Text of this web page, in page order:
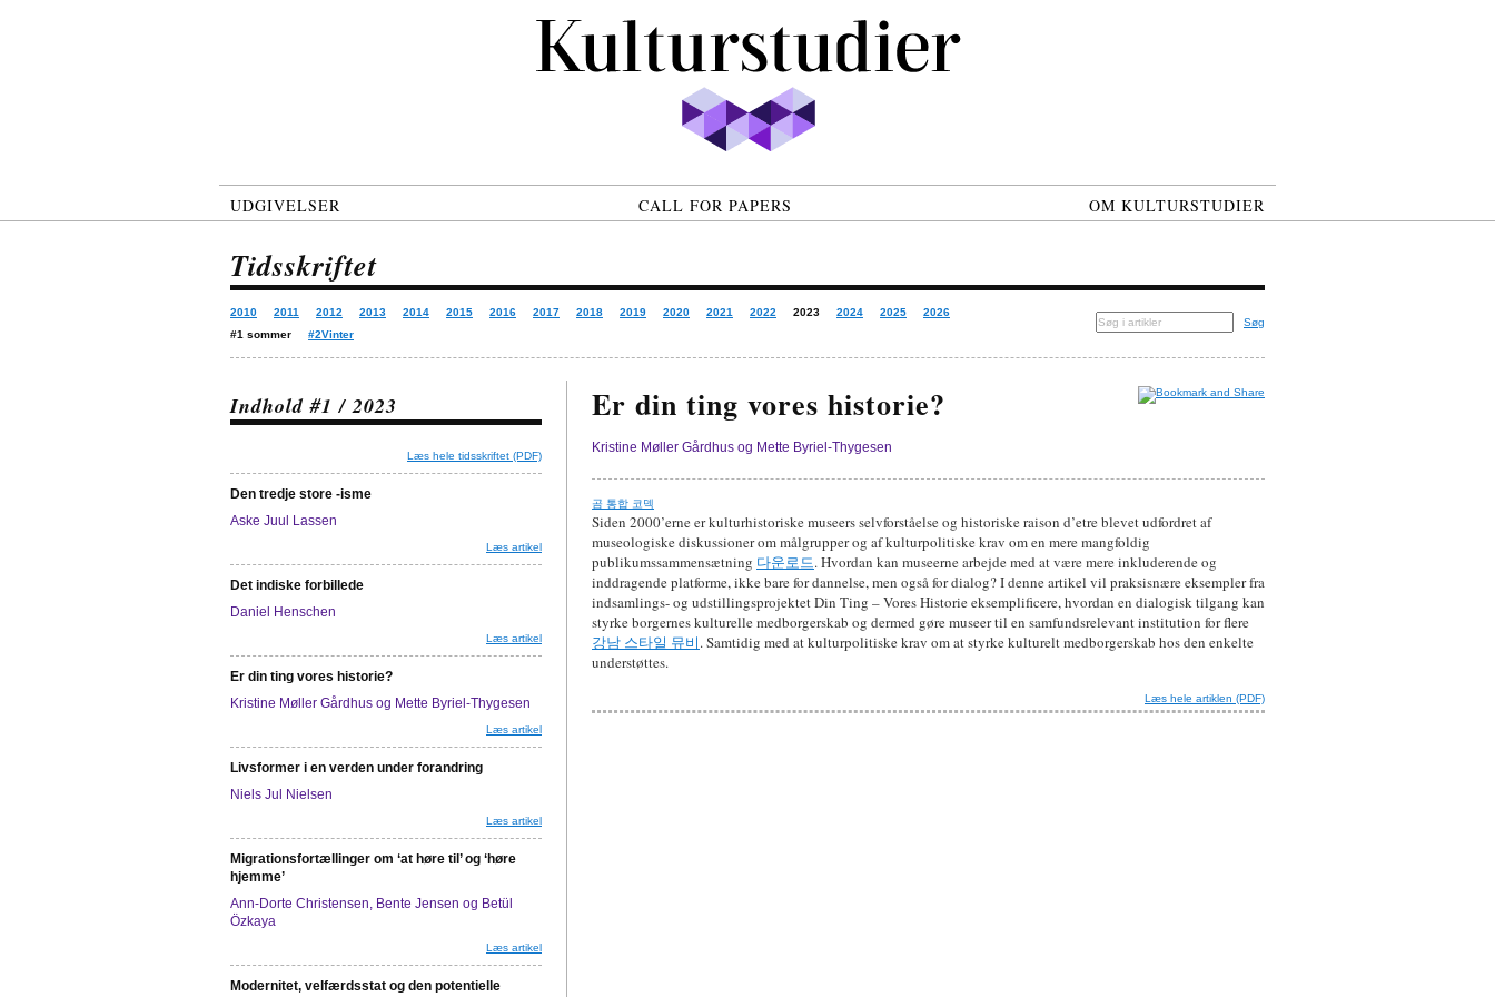
UDGIVELSER CALL FOR PAPERS OM KULTURSTUDIER
Tidsskriftet
2010 2011 2012 2013 2014 2015 2016 2017 2018 2019 2020 2021 2022 2023 2024 2025
2026
#1 sommer
#2Vinter
Søg
Indhold #1 / 2023
Læs hele tidsskriftet (PDF)
Den tredje store -isme
Aske Juul Lassen
Læs artikel
Det indiske forbillede
Daniel Henschen
Læs artikel
Er din ting vores historie?
Kristine Møller Gårdhus og Mette Byriel-Thygesen
Læs artikel
Livsformer i en verden under forandring
Niels Jul Nielsen
Læs artikel
Migrationsfortællinger om ‘at høre til’ og ‘høre
hjemme’
Ann-Dorte Christensen, Bente Jensen og Betül
Özkaya
Læs artikel
Modernitet, velfærdsstat og den potentielle
Er din ting vores historie?
Kristine Møller Gårdhus og Mette Byriel-Thygesen
곰 통합 코덱
Siden 2000’erne er kulturhistoriske museers selvforståelse og historiske raison d’etre blevet udfordret af
museologiske diskussioner om målgrupper og af kulturpolitiske krav om en mere mangfoldig
publikumssammensætning 다운로드. Hvordan kan museerne arbejde med at være mere inkluderende og
inddragende platforme, ikke bare for dannelse, men også for dialog? I denne artikel vil praksisnære eksempler fra
indsamlings- og udstillingsprojektet Din Ting – Vores Historie eksemplificere, hvordan en dialogisk tilgang kan
styrke borgernes kulturelle medborgerskab og dermed gøre museer til en samfundsrelevant institution for flere
강남 스타일 뮤비. Samtidig med at kulturpolitiske krav om at styrke kulturelt medborgerskab hos den enkelte
understøttes.
Læs hele artiklen (PDF)